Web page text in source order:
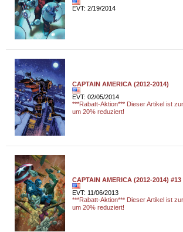
EVT: 2/19/2014
CAPTAIN AMERICA (2012-2014)
EVT: 02/05/2014
***Rabatt-Aktion*** Dieser Artikel ist
um 20% reduziert!
CAPTAIN AMERICA (2012-2014) #13
EVT: 11/06/2013
***Rabatt-Aktion*** Dieser Artikel ist
um 20% reduziert!